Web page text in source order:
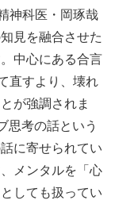
神科医・岡琢哉
見を融合させた
中心にある合言
直すより、壊れ
が強調されま
思考の話という
に寄せられてい
メンタルを「心
しても扱ってい